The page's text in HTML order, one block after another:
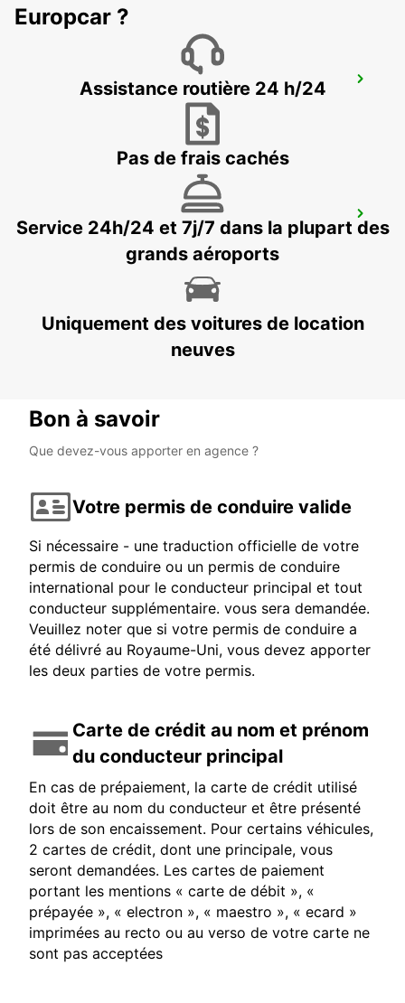
PERTH BASSENDEAN
BASSENDEAN - AUSTRALIA
GERALDTON AÉROPORT
GERALDTON - AUSTRALIA
Europcar ?
Assistance routière 24 h/24
Pas de frais cachés
Service 24h/24 et 7j/7 dans la plupart des
grands aéroports
Uniquement des voitures de location
neuves
Bon à savoir
Que devez-vous apporter en agence ?
Votre permis de conduire valide
Si nécessaire - une traduction officielle de votre
permis de conduire ou un permis de conduire
international pour le conducteur principal et tout
conducteur supplémentaire. vous sera demandée.
Veuillez noter que si votre permis de conduire a
été délivré au Royaume-Uni, vous devez apporter
les deux parties de votre permis.
Carte de crédit au nom et prénom
du conducteur principal
En cas de prépaiement, la carte de crédit utilisé
doit être au nom du conducteur et être présenté
lors de son encaissement. Pour certains véhicules,
2 cartes de crédit, dont une principale, vous
seront demandées. Les cartes de paiement
portant les mentions « carte de débit », «
prépayée », « electron », « maestro », « ecard »
imprimées au recto ou au verso de votre carte ne
sont pas acceptées